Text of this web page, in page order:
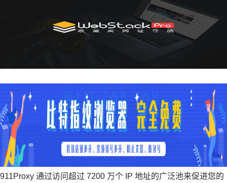
911Proxy 通过访问超过 7200 万个 IP 地址的广泛池来促进您的